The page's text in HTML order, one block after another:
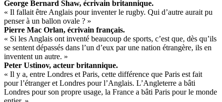
George Bernard Shaw, écrivain britannique.
« Il fallait être Anglais pour inventer le rugby. Qui d’autre aurait pu
penser à un ballon ovale ? »
Pierre Mac Orlan, écrivain français.
« Si les Anglais ont inventé beaucoup de sports, c’est que, dès qu’ils
se sentent dépassés dans l’un d’eux par une nation étrangère, ils en
inventent un autre. »
Peter Ustinov, acteur britannique.
« Il y a, entre Londres et Paris, cette différence que Paris est fait
pour l’étranger et Londres pour l’Anglais. L’Angleterre a bâti
Londres pour son propre usage, la France a bâti Paris pour le monde